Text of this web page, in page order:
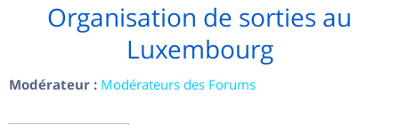
Organisation de sorties au
Luxembourg
Modérateur : Modérateurs des Forums